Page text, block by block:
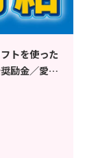
トを使った
励金／愛知